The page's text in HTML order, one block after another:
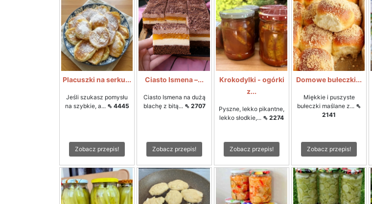
Placuszki na serku...
Jeśli szukasz pomysłu
na szybkie, a... ⇖ 4445
Zobacz przepis!
Ciasto Ismena –...
Ciasto Ismena na dużą
blachę z bitą... ⇖ 2707
Zobacz przepis!
Krokodylki - ogórki
z...
Pyszne, lekko pikantne,
lekko słodkie,... ⇖ 2274
Zobacz przepis!
Domowe bułeczki...
Miękkie i puszyste
bułeczki maślane z... ⇖
2141
Zobacz przepis!